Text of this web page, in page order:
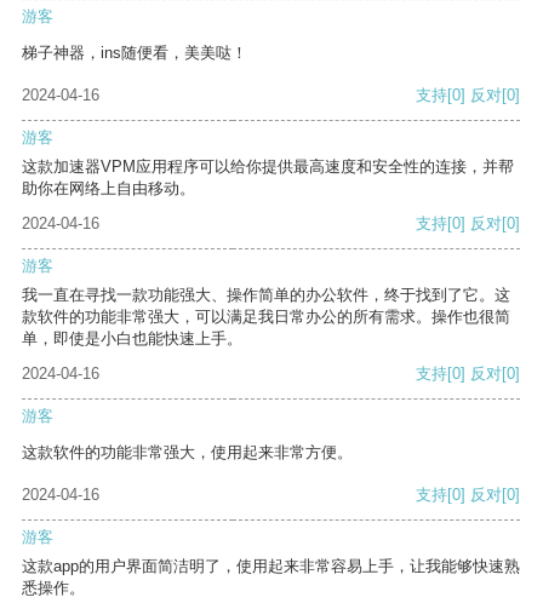
游客
梯子神器，ins随便看，美美哒！
2024-04-16 支持[0] 反对[0]
游客
这款加速器VPM应用程序可以给你提供最高速度和安全性的连接，并帮
助你在网络上自由移动。
2024-04-16
支持[0] 反对[0]
游客
我一直在寻找一款功能强大、操作简单的办公软件，终于找到了它。这
款软件的功能非常强大，可以满足我日常办公的所有需求。操作也很简
单，即使是小白也能快速上手。
2024-04-16
支持[0] 反对[0]
游客
这款软件的功能非常强大，使用起来非常方便。
2024-04-16 支持[0] 反对[0]
游客
这款app的用户界面简洁明了，使用起来非常容易上手，让我能够快速熟
悉操作。